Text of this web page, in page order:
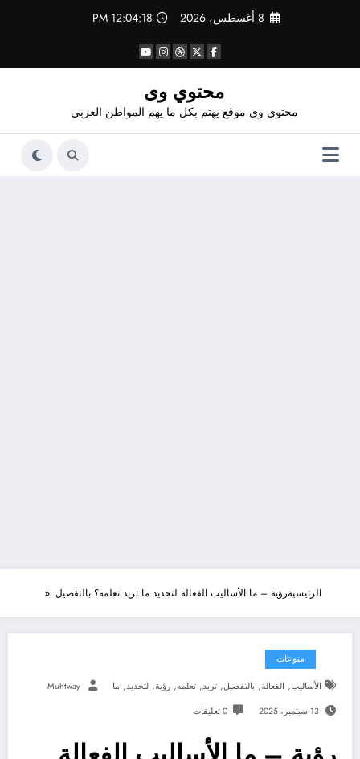
8 أغسطس، 2026 12:04:18 PM
محتوي وى
محتوي وى موقع يهتم بكل ما يهم المواطن العربي
الرئيسيةرؤية – ما الأساليب الفعالة لتحديد ما تريد تعلمه؟ بالتفصيل
منوعات
الأساليب, الفعالة, بالتفصيل, تريد, تعلمه, رؤية, لتحديد, ما Muhtway
13 سبتمبر، 2025 0 تعليقات